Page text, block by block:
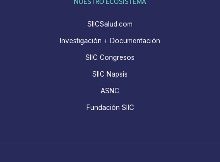
SIICSalud.com
Investigación + Documentación
SIIC Congresos
SIIC Napsis
ASNC
Fundación SIIC